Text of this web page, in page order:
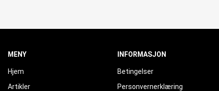
MENY
Hjem
Artikler
INFORMASJON
Betingelser
Personvernerklæring